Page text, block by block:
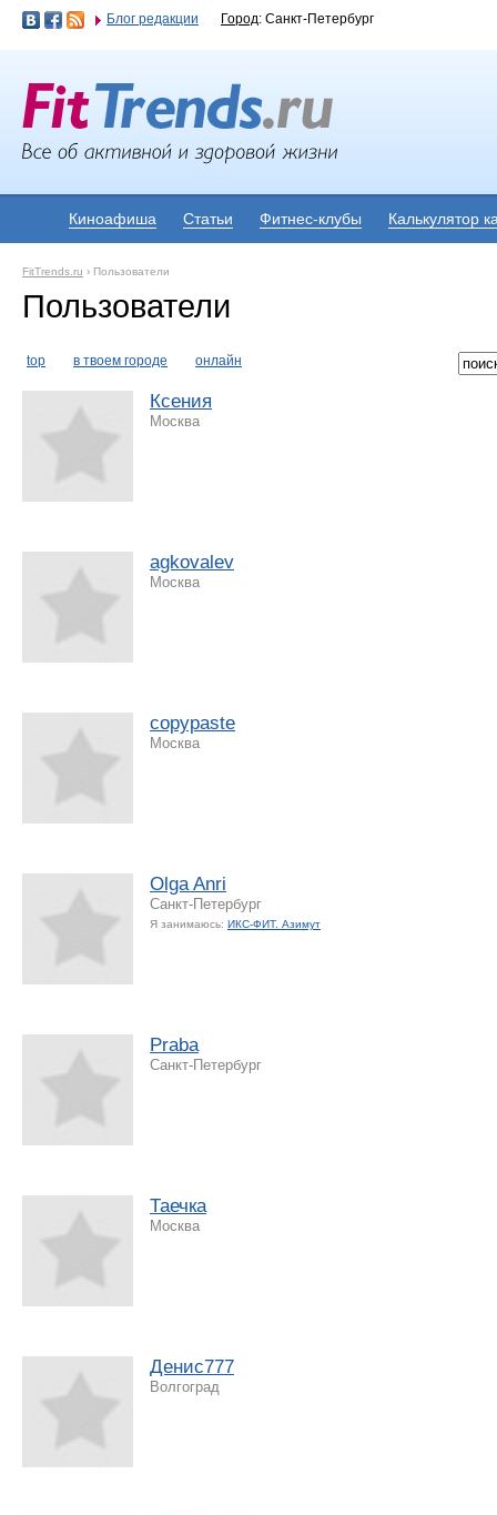
Блог редакции Город: Санкт-Петербург
Киноафиша Статьи Фитнес-клубы Калькулятор
FitTrends.ru › Пользователи
Пользователи
top в твоем городе онлайн
Ксения
Москва
agkovalev
Москва
copypaste
Москва
Olga Anri
Санкт-Петербург
Я занимаюсь: ИКС-ФИТ. Азимут
Praba
Санкт-Петербург
Таечка
Москва
Денис777
Волгоград